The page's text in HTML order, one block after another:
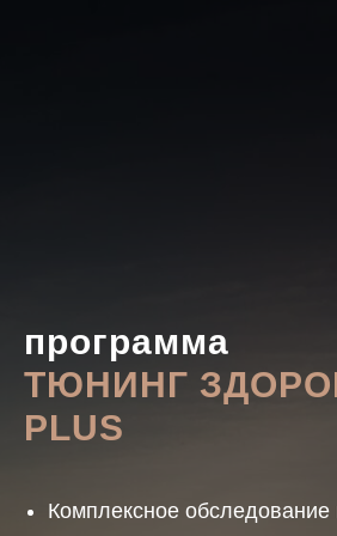
программа
ТЮНИНГ
PLUS
Комплексное обследование